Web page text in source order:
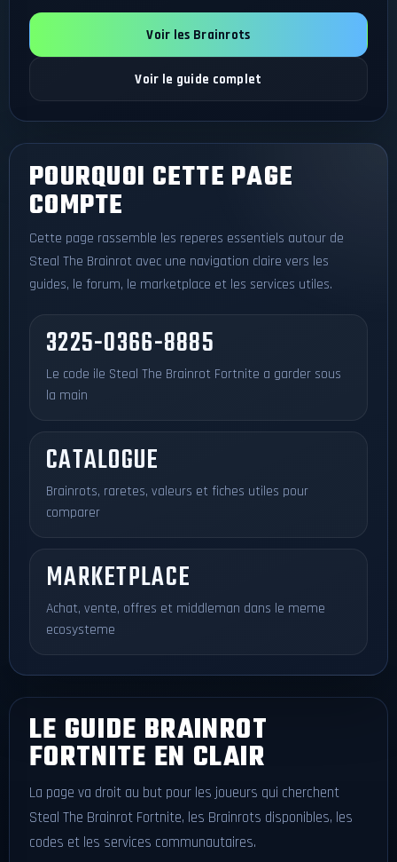
Voir les Brainrots
Voir le guide complet
POURQUOI CETTE PAGE
COMPTE
Cette page rassemble les reperes essentiels autour de
Steal The Brainrot avec une navigation claire vers les
guides, le forum, le marketplace et les services utiles.
3225-0366-8885
Le code ile Steal The Brainrot Fortnite a garder sous
la main
CATALOGUE
Brainrots, raretes, valeurs et fiches utiles pour
comparer
MARKETPLACE
Achat, vente, offres et middleman dans le meme
ecosysteme
LE GUIDE BRAINROT
FORTNITE EN CLAIR
La page va droit au but pour les joueurs qui cherchent
Steal The Brainrot Fortnite, les Brainrots disponibles, les
codes et les services communautaires.